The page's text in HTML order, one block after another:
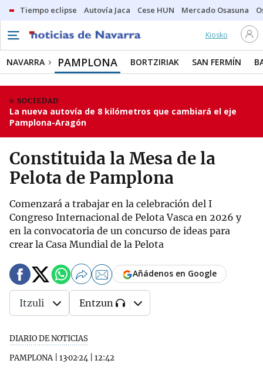
Tiempo eclipse Autovía Jaca Cese HUN Mercado Osasuna
Kiosko
NAVARRA PAMPLONA BORTZIRIAK SAN FERMÍN
SOCIEDAD
La nueva autovía de 8 kilómetros que cambiará el eje
Pamplona-Aragón
Constituida la Mesa de la
Pelota de Pamplona
Comenzará a trabajar en la celebración del I
Congreso Internacional de Pelota Vasca en 2026 y
en la convocatoria de un concurso de ideas para
crear la Casa Mundial de la Pelota
DIARIO DE NOTICIAS
PAMPLONA| 13·02·24 12:42
Añádenos en Google
Itzuli Entzun